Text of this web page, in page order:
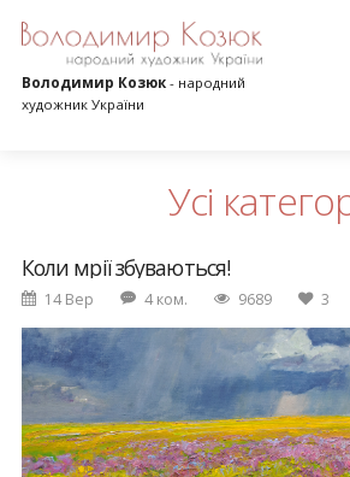
Володимир Козюк- народний
художник України
Усі
Коли мрії збуваються!
14 Вер 4 ком. 9689 3